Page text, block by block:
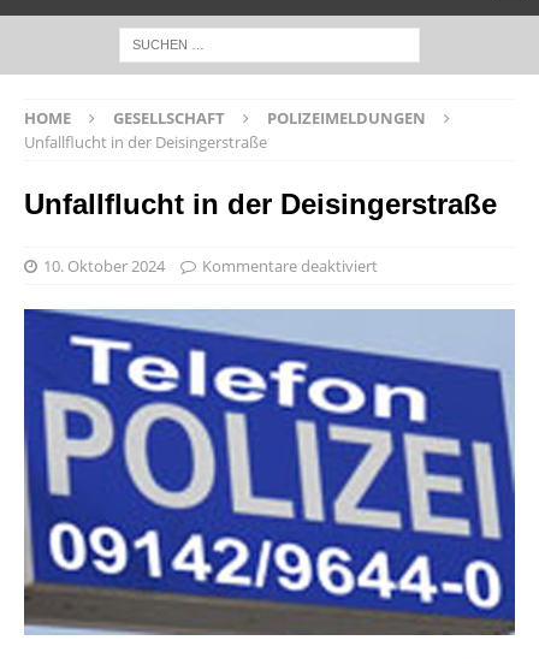
HOME GESELLSCHAFT
POLIZEIMELDUNGEN
Unfallflucht in der Deisingerstraße
Unfallflucht in der Deisingerstraße
10. Oktober 2024 Kommentare deaktiviert